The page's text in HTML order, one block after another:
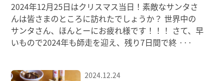
2024年12月25日はクリスマス当日！素敵なサンタさ
んは皆さまのところに訪れたでしょうか？ 世界中の
サンタさん、ほんとーにお疲れ様です！！！ さて、早
いもので2024年も師走を迎え、残り7日間で終 ···
2024.12.24